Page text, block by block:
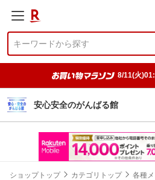
8/11(火
安心安全のがんばる館
ショップトップ カテゴリトップ 各種